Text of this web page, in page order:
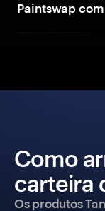
Paintswap
Como
carteira
Os produtos